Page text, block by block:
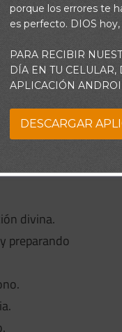
hablar.
divina.
preparando
porque los errores te
es perfecto. DIOS
PARA RECIBIR
DÍA EN TU CELULAR,
APLICACIÓN
DESCARGAR